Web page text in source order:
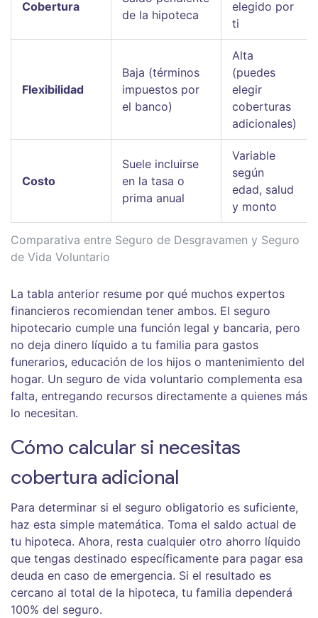
Comparativa entre Seguro de Desgravamen y Seguro
de Vida Voluntario
Cobertura
de la hipoteca
elegido por
ti
Flexibilidad
Baja (términos
impuestos por
el banco)
Alta
(puedes
elegir
coberturas
adicionales)
Costo
Suele incluirse
en la tasa o
prima anual
Variable
según
edad, salud
y monto
La tabla anterior resume por qué muchos expertos
financieros recomiendan tener ambos. El seguro
hipotecario cumple una función legal y bancaria, pero
no deja dinero líquido a tu familia para gastos
funerarios, educación de los hijos o mantenimiento del
hogar. Un seguro de vida voluntario complementa esa
falta, entregando recursos directamente a quienes más
lo necesitan.
Cómo calcular si necesitas
cobertura adicional
Para determinar si el seguro obligatorio es suficiente,
haz esta simple matemática. Toma el saldo actual de
tu hipoteca. Ahora, resta cualquier otro ahorro líquido
que tengas destinado específicamente para pagar esa
deuda en caso de emergencia. Si el resultado es
cercano al total de la hipoteca, tu familia dependerá
100% del seguro.